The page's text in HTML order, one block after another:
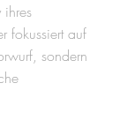
fokussiert auf
sondern